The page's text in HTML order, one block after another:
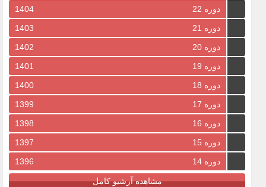
دوره 22
1404
دوره 21
1403
دوره 20
1402
دوره 19
1401
دوره 18
1400
دوره 17
1399
دوره 16
1398
دوره 15
1397
دوره 14
1396
مشاهده آرشیو کامل